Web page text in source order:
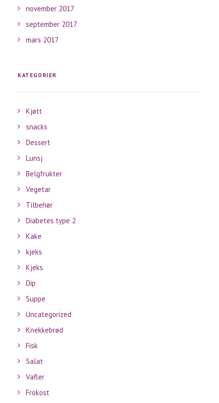
november 2017
september 2017
mars 2017
KATEGORIER
Kjøtt
snacks
Dessert
Lunsj
Belgfrukter
Vegetar
Tilbehør
Diabetes type 2
Kake
kjeks
Kjeks
Dip
Suppe
Uncategorized
Knekkebrød
Fisk
Salat
Vafler
Frokost